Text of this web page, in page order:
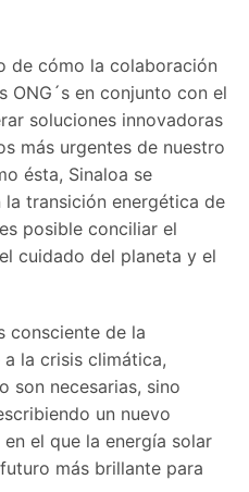
de cómo la colaboración
en conjunto con el
soluciones innovadoras
más urgentes de nuestro
ésta, Sinaloa se
transición energética de
posible conciliar el
cuidado del planeta y el
consciente de la
la crisis climática,
son necesarias, sino
un nuevo
el que la energía solar
más brillante para